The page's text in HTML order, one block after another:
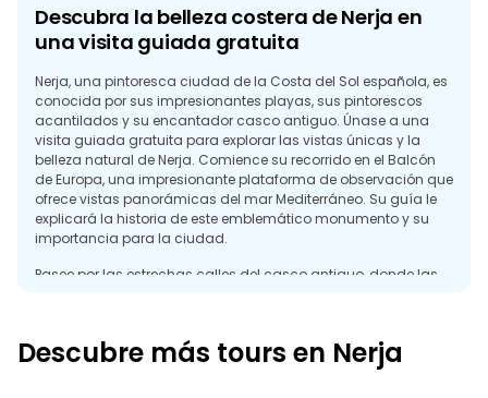
Descubra la belleza costera de Nerja en
una visita guiada gratuita
Nerja, una pintoresca ciudad de la Costa del Sol española, es
conocida por sus impresionantes playas, sus pintorescos
acantilados y su encantador casco antiguo. Únase a una
visita guiada gratuita para explorar las vistas únicas y la
belleza natural de Nerja. Comience su recorrido en el Balcón
de Europa, una impresionante plataforma de observación que
ofrece vistas panorámicas del mar Mediterráneo. Su guía le
explicará la historia de este emblemático monumento y su
importancia para la ciudad.
Pasee por las estrechas calles del casco antiguo, donde las
importancia histórica y cultural.
Descubre más tours en Nerja